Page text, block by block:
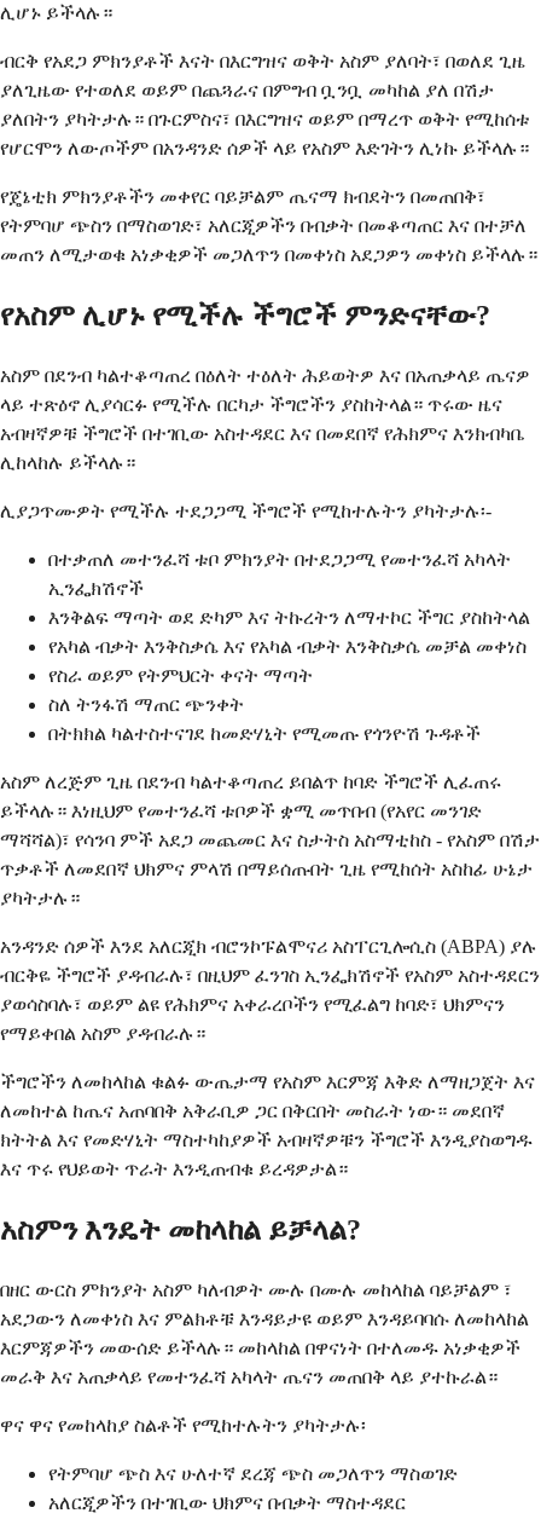
ሊሆኑ ይችላሉ።
ብርቅ የአደጋ ምክንያቶች እናት በእርግዝና ወቅት አስም ያለባት፣ በወለደ ጊዜ
ያለጊዜው የተወለደ ወይም በጨጓራና በምግብ ቧንቧ መካከል ያለ በሽታ
ያለበትን ያካትታሉ። በጉርምስና፣ በእርግዝና ወይም በማረጥ ወቅት የሚከሰቱ
የሆርሞን ለውጦችም በአንዳንድ ሰዎች ላይ የአስም እድገትን ሊነኩ ይችላሉ።
የጄኔቲክ ምክንያቶችን መቀየር ባይቻልም ጤናማ ክብደትን በመጠበቅ፣
የትምባሆ ጭስን በማስወገድ፣ አለርጂዎችን በብቃት በመቆጣጠር እና በተቻለ
መጠን ለሚታወቁ አነቃቂዎች መጋለጥን በመቀነስ አደጋዎን መቀነስ ይችላሉ።
የአስም ሊሆኑ የሚችሉ ችግሮች ምንድናቸው?
አስም በደንብ ካልተቆጣጠረ በዕለት ተዕለት ሕይወትዎ እና በአጠቃላይ ጤናዎ
ላይ ተጽዕኖ ሊያሳርፉ የሚችሉ በርካታ ችግሮችን ያስከትላል። ጥሩው ዜና
አብዛኛዎቹ ችግሮች በተገቢው አስተዳደር እና በመደበኛ የሕክምና እንክብካቤ
ሊከላከሉ ይችላሉ።
ሊያጋጥሙዎት የሚችሉ ተደጋጋሚ ችግሮች የሚከተሉትን ያካትታሉ፡-
በተቃጠለ መተንፈሻ ቱቦ ምክንያት በተደጋጋሚ የመተንፈሻ አካላት
ኢንፌክሽኖች
እንቅልፍ ማጣት ወደ ድካም እና ትኩረትን ለማተኮር ችግር ያስከትላል
የአካል ብቃት እንቅስቃሴ እና የአካል ብቃት እንቅስቃሴ መቻል መቀነስ
የስራ ወይም የትምህርት ቀናት ማጣት
ስለ ትንፋሽ ማጠር ጭንቀት
በትክክል ካልተስተናገደ ከመድሃኒት የሚመጡ የጎንዮሽ ጉዳቶች
አስም ለረጅም ጊዜ በደንብ ካልተቆጣጠረ ይበልጥ ከባድ ችግሮች ሊፈጠሩ
ይችላሉ። እነዚህም የመተንፈሻ ቱቦዎች ቋሚ መጥበብ (የአየር መንገድ
ማሻሻል)፣ የሳንባ ምች አደጋ መጨመር እና ስታትስ አስማቲከስ - የአስም በሽታ
ጥቃቶች ለመደበኛ ህክምና ምላሽ በማይሰጡበት ጊዜ የሚከሰት አስከፊ ሁኔታ
ያካትታሉ።
አንዳንድ ሰዎች እንደ አለርጂክ ብሮንኮፑልሞናሪ አስፐርጊሎሲስ (ABPA) ያሉ
ብርቅዬ ችግሮች ያዳብራሉ፣ በዚህም ፈንገስ ኢንፌክሽኖች የአስም አስተዳደርን
ያወሳስባሉ፣ ወይም ልዩ የሕክምና አቀራረቦችን የሚፈልግ ከባድ፣ ህክምናን
የማይቀበል አስም ያዳብራሉ።
ችግሮችን ለመከላከል ቁልፉ ውጤታማ የአስም እርምጃ እቅድ ለማዘጋጀት እና
ለመከተል ከጤና አጠባበቅ አቅራቢዎ ጋር በቅርበት መስራት ነው። መደበኛ
ክትትል እና የመድሃኒት ማስተካከያዎች አብዛኛዎቹን ችግሮች እንዲያስወግዱ
እና ጥሩ የህይወት ጥራት እንዲጠብቁ ይረዳዎታል።
አስምን እንዴት መከላከል ይቻላል?
በዘር ውርስ ምክንያት አስም ካለብዎት ሙሉ በሙሉ መከላከል ባይቻልም ፣
አደጋውን ለመቀነስ እና ምልክቶቹ እንዳይታዩ ወይም እንዳይባባሱ ለመከላከል
እርምጃዎችን መውሰድ ይችላሉ። መከላከል በዋናነት በተለመዱ አነቃቂዎች
መራቅ እና አጠቃላይ የመተንፈሻ አካላት ጤናን መጠበቅ ላይ ያተኩራል።
ዋና ዋና የመከላከያ ስልቶች የሚከተሉትን ያካትታሉ፡
የትምባሆ ጭስ እና ሁለተኛ ደረጃ ጭስ መጋለጥን ማስወገድ
አለርጂዎችን በተገቢው ህክምና በብቃት ማስተዳደር